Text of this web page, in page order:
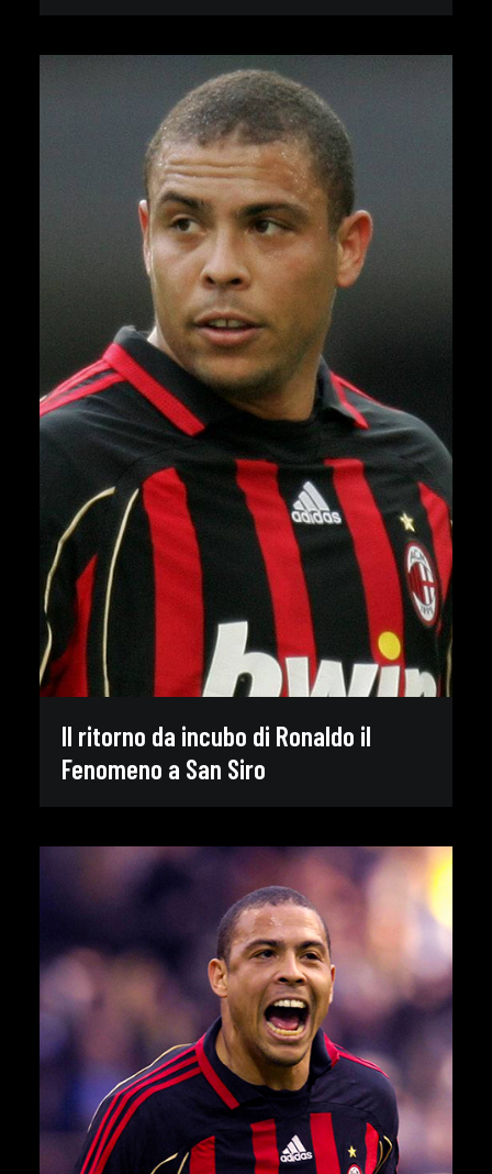
Il ritorno da incubo di Ronaldo il
Fenomeno a San Siro